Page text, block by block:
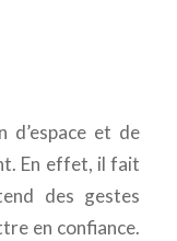
d’espace et de
En effet, il fait
des gestes
en confiance.